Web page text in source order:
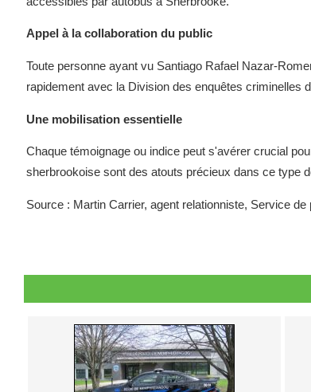
Appel à la collaboration du public
Toute personne ayant vu Santiago Rafael Nazar-
rapidement avec la Division des enquêtes criminelles
Une mobilisation essentielle
Chaque témoignage ou indice peut s'avérer crucial
sherbrookoise sont des atouts précieux dans ce type
Source : Martin Carrier, agent relationniste, Service de